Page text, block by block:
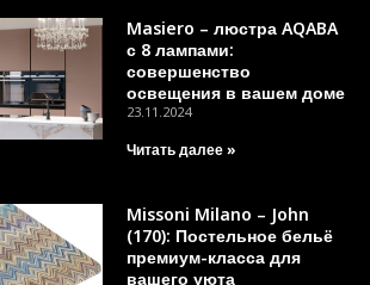
Masiero – люстра AQABA
с 8 лампами:
совершенство
освещения в вашем доме
23.11.2024
Читать далее »
Missoni Milano – John
(170): Постельное бельё
премиум-класса для
вашего уюта